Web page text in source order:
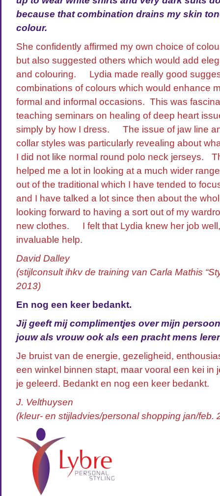
because that combination drains my skin
colour.
She confidently affirmed my own choice of
but also suggested others which would add
and colouring. Lydia made really good
combinations of colours which would enhance
formal and informal occasions. This was
teaching seminars on healing of deep heart
simply by how I dress. The issue of jaw line
collar styles was particularly revealing about
I did not like normal round polo neck jerseys.
helped me a lot in looking at a much wider
out of the traditional which I have tended to
and I have talked a lot since then about the
looking forward to having a sort out of my
new clothes. I felt that Lydia knew her job
invaluable help.
David Dalley
(stijlconsult ihkv de training van Carla Mathis
2013)
En nog een keer bedankt.
Jij geeft mij complimentjes over mijn
jouw als vrouw ook als een pracht mens
Je bruist van de energie, gezeligheid,
een winkel binnen stapt, maar vooral een kei in
je geleerd. Bedankt en nog een keer bedankt.
J. Velthuysen
(kleur- en stijladvies/personal shopping jan/feb.